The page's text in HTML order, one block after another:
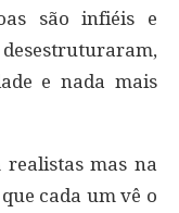
são infiéis e
e nada mais
realistas mas na
cada um vê o